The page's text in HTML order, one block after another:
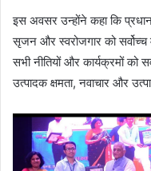
इस अवसर उन्होंने कहा कि
सृजन और स्वरोजगार को
सभी नीतियों और कार्यक्रमों को
उत्पादक क्षमता, नवाचार और